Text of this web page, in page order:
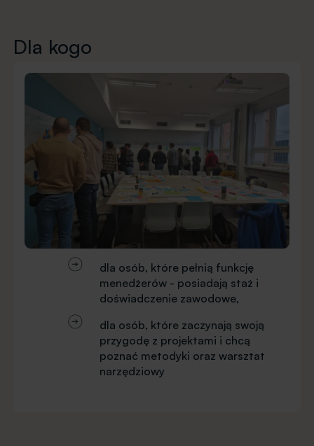
Dla kogo
dla osób, które pełnią funkcję
menedżerów - posiadają staż i
doświadczenie zawodowe,
dla osób, które zaczynają swoją
przygodę z projektami i chcą
poznać metodyki oraz warsztat
narzędziowy
Obraz